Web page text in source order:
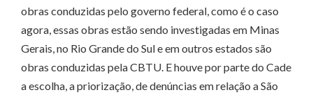
obras conduzidas pelo governo federal, como é o caso
agora, essas obras estão sendo investigadas em Minas
Gerais, no Rio Grande do Sul e em outros estados são
obras conduzidas pela CBTU. E houve por parte do Cade
a escolha, a priorização, de denúncias em relação a São